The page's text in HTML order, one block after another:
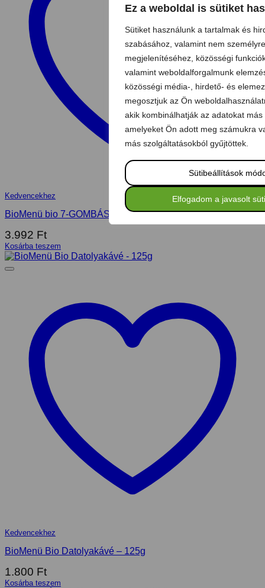
Ez a weboldal is sütiket
Sütiket használunk a tartalmak és
szabásához, valamint nem
megjelenítéséhez, közösségi
valamint weboldalforgalmunk
közösségi média-, hirdető- és
megosztjuk az Ön
akik kombinálhatják az adatokat
amelyeket Ön adott meg számukra
más szolgáltatásokból gyűjtöttek.
Sütibeállítások
Elfogadom a javasolt
Kedvencekhez
BioMenü bio 7-GOMBÁS Arabikakávé – 100g
3.992 Ft
Kosárba teszem
Kedvencekhez
BioMenü Bio Datolyakávé – 125g
1.800 Ft
Kosárba teszem